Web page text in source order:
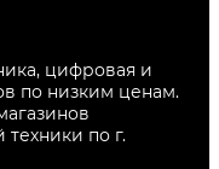
цифровая и
по низким ценам.
по г.